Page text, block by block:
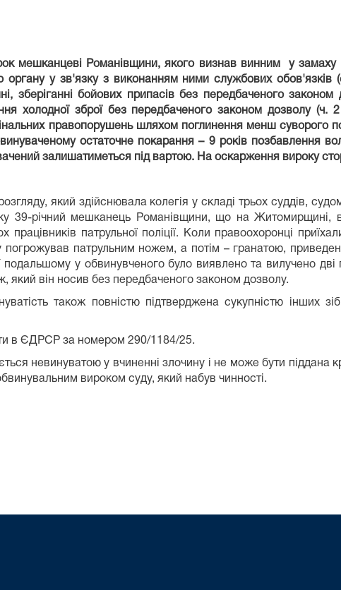
мешканцеві Романівщини, якого визнав винним у замаху
органу у зв'язку з виконанням ними службових обов'язків (
зберіганні бойових припасів без передбаченого законом
холодної зброї без передбаченого законом дозволу (ч.2
правопорушень шляхом поглинення менш суворого
остаточне покарання – 9 років позбавлення
залишатиметься під вартою. На оскарження вироку
який здійснювала колегія у складі трьох суддів,
39-річний мешканець Романівщини, що на Житомирщині,
працівників патрульної поліції. Коли правоохоронці
погрожував патрульним ножем, а потім – гранатою,
у обвинувченого було виявлено та вилучено дві
який він носив без передбаченого законом дозволу.
також повністю підтверджена сукупністю інших
в ЄДРСР за номером 290/1184/25.
невинуватою у вчиненні злочину і не може бути піддана
вироком суду, який набув чинності.